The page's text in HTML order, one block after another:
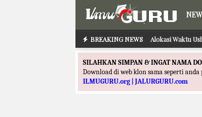
BREAKING NEWS Alokasi Waktu
Alokasi
SILAHKAN SIMPAN & INGAT NAMA
Download di web klon sama seperti
ILMUGURU.org | JALURGURU.com